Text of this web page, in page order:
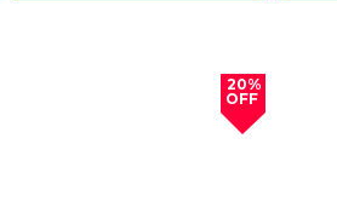
20%
OFF